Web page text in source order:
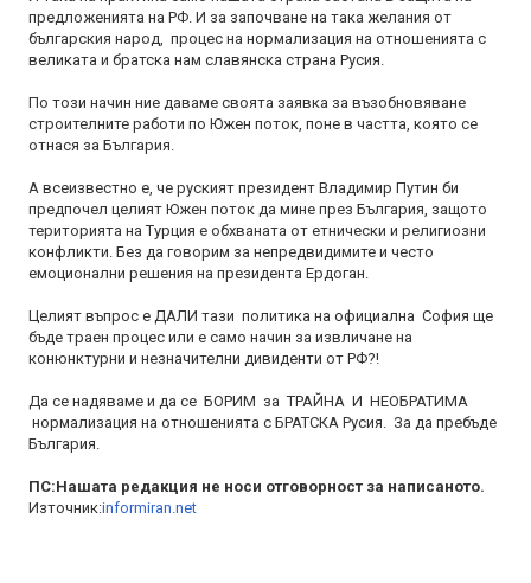
предложенията на РФ. И за започване на така желания от
българския народ, процес на нормализация на отношенията с
великата и братска нам славянска страна Русия.
По този начин ние даваме своята заявка за възобновяване
строителните работи по Южен поток, поне в частта, която се
отнася за България.
А всеизвестно е, че руският президент Владимир Путин би
предпочел целият Южен поток да мине през България, защото
територията на Турция е обхваната от етнически и религиозни
конфликти. Без да говорим за непредвидимите и често
емоционални решения на президента Ердоган.
Целият въпрос е ДАЛИ тази политика на официална София ще
бъде траен процес или е само начин за извличане на
конюнктурни и незначителни дивиденти от РФ?!
Да се надяваме и да се БОРИМ за ТРАЙНА И НЕОБРАТИМА
нормализация на отношенията с БРАТСКА Русия. За да пребъде
България.
ПС:Нашата редакция не носи отговорност за написаното.
Източник:informiran.net